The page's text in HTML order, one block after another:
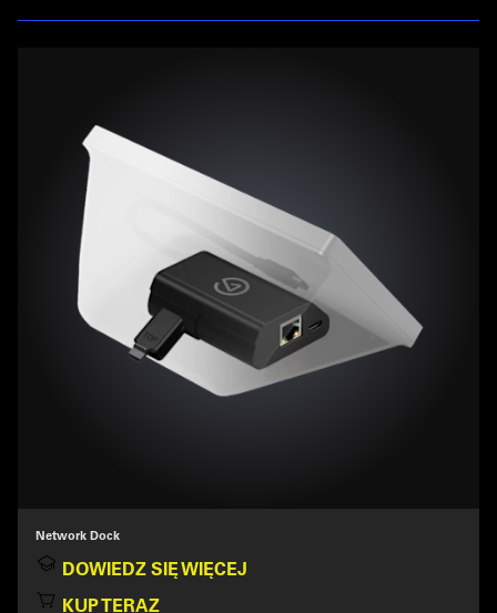
Network Dock
DOWIEDZ SIĘ WIĘCEJ
KUP TERAZ